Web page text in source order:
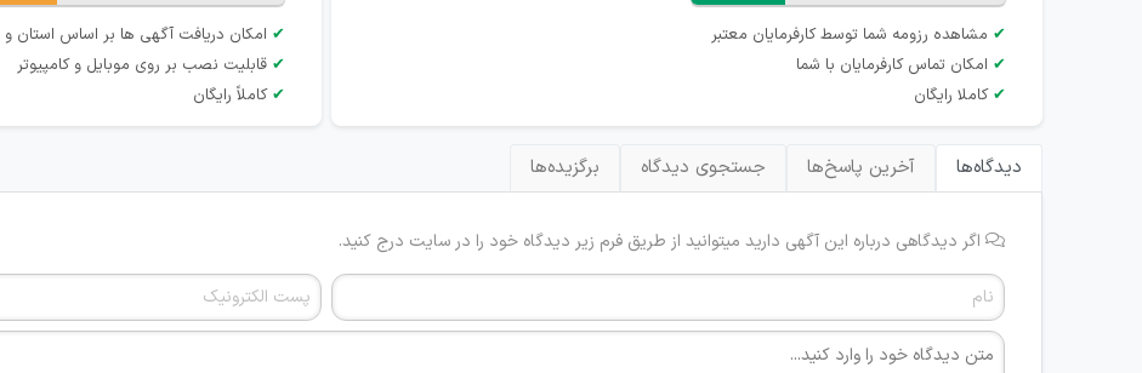
✔ مشاهده رزومه شما توسط کارفرمایان معتبر
✔ امکان تماس کارفرمایان با شما
✔ کاملا رایگان
✔ امکان دریافت آگهی ها بر اساس استان
✔ قابلیت نصب بر روی موبایل و کامپیوتر
✔ کاملاً رایگان
دیدگاه‌ها آخرین پاسخ‌ها جستجوی دیدگاه برگزیده‌ها
اگر دیدگاهی درباره این آگهی دارید میتوانید از طریق فرم زیر دیدگاه خود را در سایت درج کنید.